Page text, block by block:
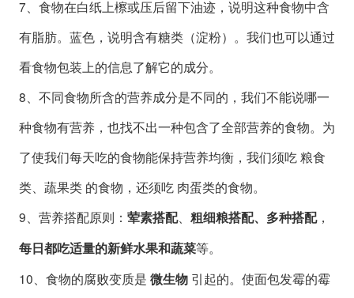
7、食物在白纸上檫或压后留下油迹，说明这种食物中含
有脂肪。蓝色，说明含有糖类（淀粉）。我们也可以通过
看食物包装上的信息了解它的成分。
8、不同食物所含的营养成分是不同的，我们不能说哪一
种食物有营养，也找不出一种包含了全部营养的食物。为
了使我们每天吃的食物能保持营养均衡，我们须吃 粮食
类、蔬果类 的食物，还须吃 肉蛋类的食物。
9、营养搭配原则： 荤素搭配、 粗细粮搭配、多种搭配，
每日都吃适量的新鲜水果和蔬菜等。
10、食物的腐败变质是 微生物 引起的。使面包发霉的霉